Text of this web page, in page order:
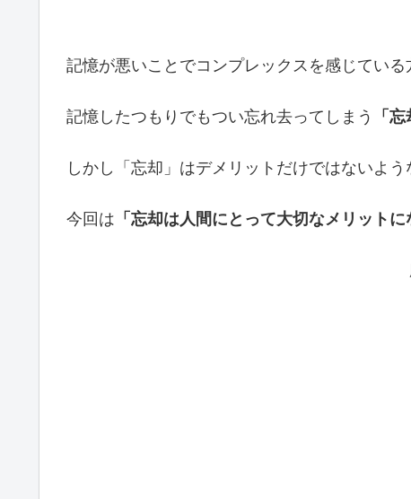
記憶が悪いことでコンプレックスを感じている
記憶したつもりでもつい忘れ去ってしまう 「忘
しかし「忘却」はデメリットだけではないよう
今回は 「忘却は人間にとって大切なメリットに